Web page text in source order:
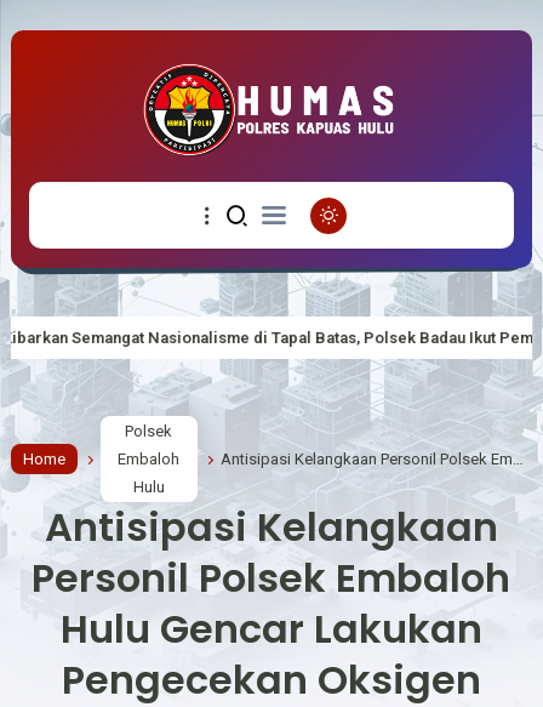
di Tapal Batas, Polsek Badau Ikut Pemasangan Bendera Merah
Home
Polsek
Embaloh
Hulu
Antisipasi Kelangkaan Personil Polsek Embaloh Hulu Gencar Lakukan Pengecekan Oksigen
Antisipasi Kelangkaan
Personil Polsek Embaloh
Hulu Gencar Lakukan
Pengecekan Oksigen